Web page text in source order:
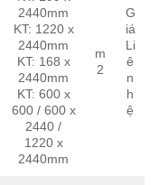
2440mm
KT: 1220 x
2440mm
KT: 168 x
2440mm
KT: 600 x
600 / 600 x
2440 /
1220 x
2440mm
m
2
G
iá
Li
ê
n
h
ệ